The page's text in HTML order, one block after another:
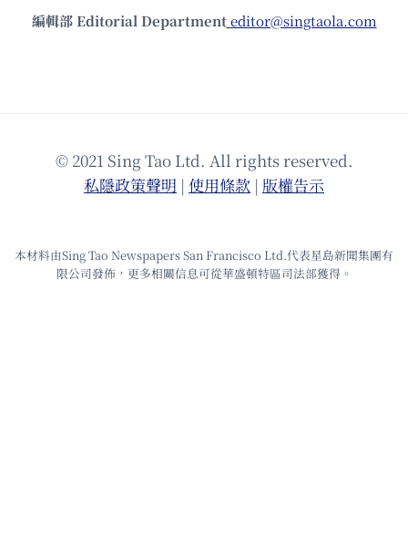
編輯部 Editorial Department editor@singtaola.com
© 2021 Sing Tao Ltd. All rights reserved.
私隱政策聲明 | 使⽤條款 | 版權告⽰
本材料由Sing Tao Newspapers San Francisco Ltd.代表星島新聞集團有
限公司發佈，更多相關信息可從華盛頓特區司法部獲得。